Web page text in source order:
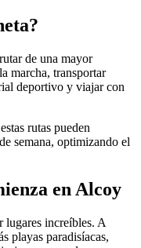
de una mayor
marcha, transportar
deportivo y viajar con
rutas pueden
semana, optimizando el
en Alcoy
lugares increíbles. A
playas paradisíacas,